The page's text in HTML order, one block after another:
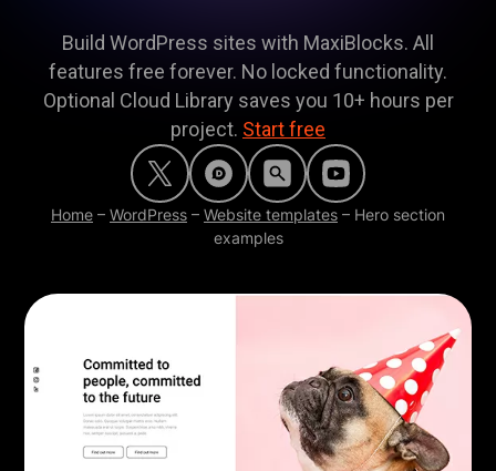
Build WordPress sites with MaxiBlocks. All
features free forever. No locked functionality.
Optional Cloud Library saves you 10+ hours per
project. Start free
Home – WordPress – Website templates – Hero section
examples